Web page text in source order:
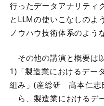
行ったデータアナリティ
とLLMの使いこなしのよ
ノウハウ技術体系のよう
その他の講演と概要は
1)「製造業におけるデー
組み」(産総研 髙本仁志
ら、製造業におけるデ